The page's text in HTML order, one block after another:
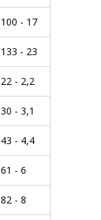
100 - 17
133 - 23
22 - 2,2
30 - 3,1
43 - 4,4
61 - 6
82 - 8